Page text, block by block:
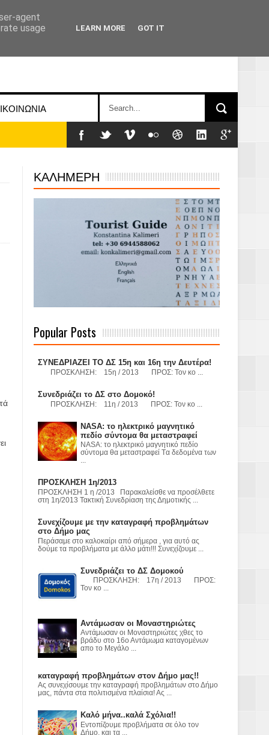
με σκοπό
ΚΑΛΗΜΕΡΗ
Popular Posts
ΣΥΝΕΔΡΙΑΖΕΙ ΤΟ ΔΣ 15η και 16η την Δευτέρα!
ΠΡΟΣΚΛΗΣΗ: 15η / 2013 ΠΡΟΣ: Τον κο ...
Συνεδριάζει το ΔΣ στο Δομοκό!
ΠΡΟΣΚΛΗΣΗ: 11η / 2013 ΠΡΟΣ: Τον κο ...
NASA: το ηλεκτρικό μαγνητικό
πεδίο σύντομα θα μεταστραφεί
NASA: το ηλεκτρικό μαγνητικό πεδίο
σύντομα θα μεταστραφεί Tα δεδομένα των
ΠΡΟΣΚΛΗΣΗ 1η/2013
ΠΡΟΣΚΛΗΣΗ 1 η /2013 Παρακαλείσθε να προσέλθετε
στη 1η/2013 Τακτική Συνεδρίαση της Δημοτικής ...
Συνεχίζουμε με την καταγραφή προβλημάτων
στο Δήμο μας
Περάσαμε στο καλοκαίρι από σήμερα , για αυτό ας
δούμε τα προβλήματα με άλλο μάτι!!! Συνεχίζουμε ...
Συνεδριάζει το ΔΣ Δομοκού
ΠΡΟΣΚΛΗΣΗ: 17η / 2013 ΠΡΟΣ:
Τον κο ...
Αντάμωσαν οι Μοναστηριώτες
Αντάμωσαν οι Μοναστηριώτες χθες το
βράδυ στο 16ο Αντάμωμα καταγομένων
απο το Μεγάλο ...
καταγραφή προβλημάτων στον Δήμο μας!!
Ας συνεχίσουμε την καταγραφή προβλημάτων στο Δήμο
μας, πάντα στα πολιτισμένα πλαίσια! Ας ...
Καλό μήνα..καλά Σχόλια!!
Εντοπίζουμε προβλήματα σε όλο τον
Δήμο, και τα ...
agent
usage
LEARN MORE GOT IT